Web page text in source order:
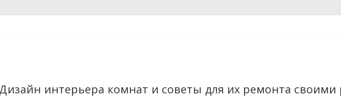
Дизайн интерьера комнат и советы для их ремонта